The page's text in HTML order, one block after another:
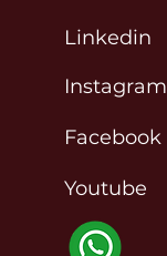
Linkedin
Instagram
Facebook
Youtube